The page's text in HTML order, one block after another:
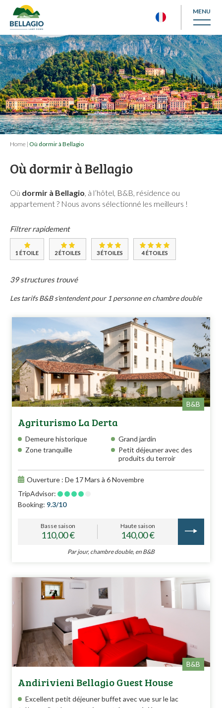
MENU
Home | Où dormir à Bellagio
Où dormir à Bellagio
Où dormir à Bellagio, à l’hôtel, B&B, résidence ou
appartement ? Nous avons sélectionné les meilleurs !
39 structures trouvé
Les tarifs B&B s'entendent pour 1 personne en chambre double
Filtrer rapidement
1 ÉTOILE 2 ÉTOILES 3 ÉTOILES 4 ÉTOILES
B&B
Agriturismo La Derta
Demeure historique
Grand jardin
Zone tranquille
Petit déjeuner avec des
produits du terroir
Ouverture : De 17 Mars à 6 Novembre
TripAdvisor:
Booking: 9.3/10
Basse saison
110,00 €
Haute saison
140,00 €
Par jour, chambre double, en B&B
B&B
Andirivieni Bellagio Guest House
Excellent petit déjeuner buffet avec vue sur le lac